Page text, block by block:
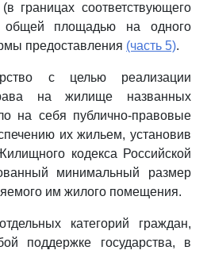
границах соответствующего
общей площадью на одного
предоставления (часть 5).
с целью реализации
на жилище названных
на себя публично-правовые
их жильем, установив
кодекса Российской
минимальный размер
им жилого помещения.
категорий граждан,
поддержке государства, в